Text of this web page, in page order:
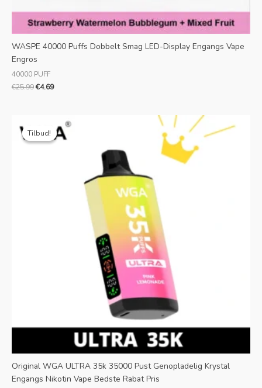
WASPE 40000 Puffs Dobbelt Smag LED-Display Engangs Vape
Engros
40000 PUFF
€25.99€4.69
Tilbud!
Tilbud!
Original WGA ULTRA 35k 35000 Pust Genopladelig Krystal
Engangs Nikotin Vape Bedste Rabat Pris
Oprindelig
pris
var:
Aktuel
pris
er: